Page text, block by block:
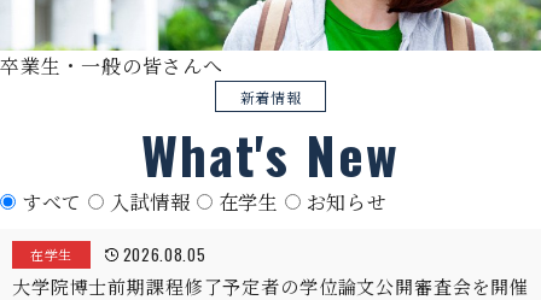
卒業生・一般の皆さんへ
新着情報
What's New
すべて 入試情報 在学生 お知らせ
在学生 2026.08.05
大学院博士前期課程修了予定者の学位論文公開審査会を開催